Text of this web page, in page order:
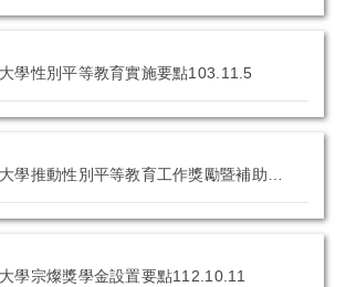
學性別平等教育實施要點103.11.5
國立東華大學推動性別平等教育工作獎勵暨補助要點104.3.11
學宗燦獎學金設置要點112.10.11